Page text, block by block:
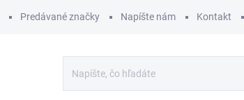
Predávané značky Napíšte nám Kontakt